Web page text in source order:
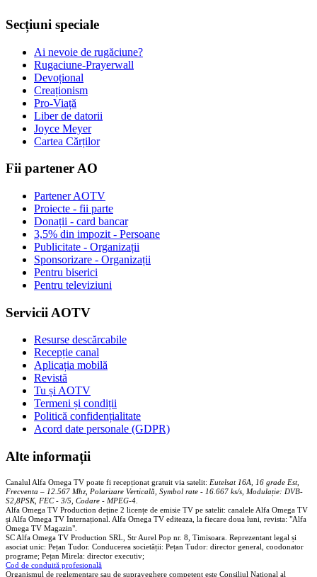
Secțiuni speciale
Ai nevoie de rugăciune?
Rugaciune-Prayerwall
Devoțional
Creaționism
Pro-Viață
Liber de datorii
Joyce Meyer
Cartea Cărților
Fii partener AO
Partener AOTV
Proiecte - fii parte
Donații - card bancar
3,5% din impozit - Persoane
Publicitate - Organizații
Sponsorizare - Organizații
Pentru biserici
Pentru televiziuni
Servicii AOTV
Resurse descărcabile
Recepție canal
Aplicația mobilă
Revistă
Tu și AOTV
Termeni și condiții
Politică confidențialitate
Acord date personale (GDPR)
Alte informații
Canalul Alfa Omega TV poate fi recepționat gratuit via satelit: Eutelsat 16A, 16 grade Est,
Frecventa – 12.567 Mhz, Polarizare Verticală, Symbol rate - 16.667 ks/s, Modulație: DVB-
S2,8PSK, FEC - 3/5, Codare - MPEG-4
Alfa Omega TV Production deține 2 licențe de emisie TV pe satelit: canalele Alfa Omega TV
și Alfa Omega TV Internațional. Alfa Omega TV editeaza, la fiecare doua luni, revista: "Alfa
Omega TV Magazin".
SC Alfa Omega TV Production SRL, Str Aurel Pop nr. 8, Timisoara. Reprezentant legal și
asociat unic: Pețan Tudor. Conducerea societății: Pețan Tudor: director general, coodonator
programe; Pețan Mirela: director executiv;
Cod de conduită profesională
Organismul de reglementare sau de supraveghere competent este Consiliul National al